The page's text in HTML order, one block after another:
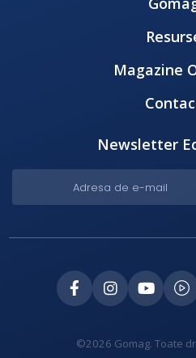
Magazine
Newsletter
©2026 Gomag. Toate